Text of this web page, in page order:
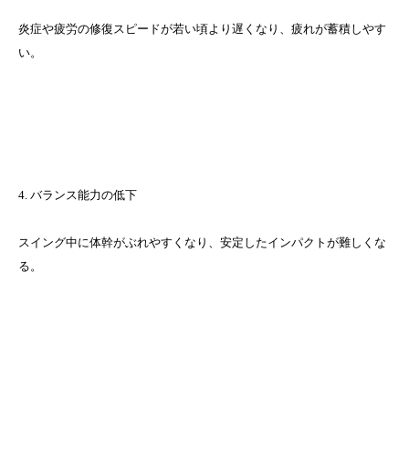
炎症や疲労の修復スピードが若い頃より遅くなり、疲れが蓄積しやす
い。
4. バランス能力の低下
スイング中に体幹がぶれやすくなり、安定したインパクトが難しくな
る。